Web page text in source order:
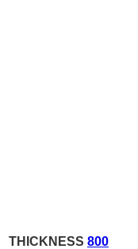
THICKNESS 800